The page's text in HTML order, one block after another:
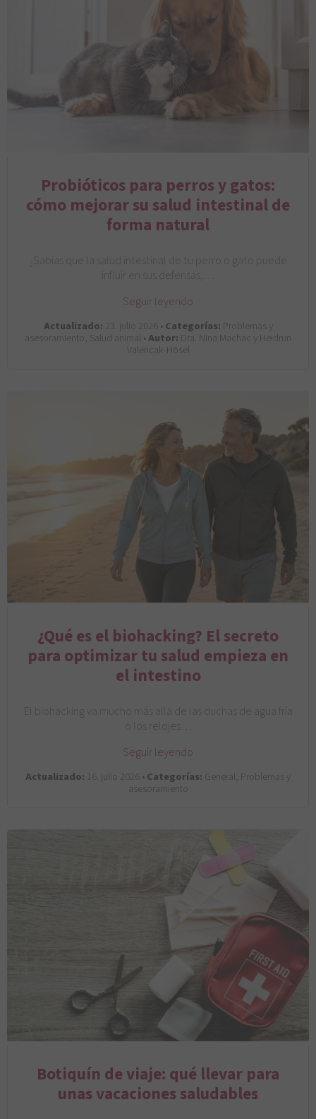
Probióticos para perros y gatos:
cómo mejorar su salud intestinal de
forma natural
¿Sabías que la salud intestinal de tu perro o gato puede
influir en sus defensas,…
Seguir leyendo
Actualizado: 23. julio 2026 •Categorías: Problemas y
asesoramiento, Salud animal •Autor: Dra. Nina Machac y Heidrun
Valencak-Hösel
¿Qué es el biohacking? El secreto
para optimizar tu salud empieza en
el intestino
El biohacking va mucho más allá de las duchas de agua fría
o los relojes…
Seguir leyendo
Actualizado: 16. julio 2026 •Categorías: General, Problemas y
asesoramiento
Botiquín de viaje: qué llevar para
unas vacaciones saludables